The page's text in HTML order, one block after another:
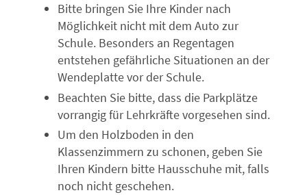
Bitte bringen Sie Ihre Kinder nach
Möglichkeit nicht mit dem Auto zur
Schule. Besonders an Regentagen
entstehen gefährliche Situationen an der
Wendeplatte vor der Schule.
Beachten Sie bitte, dass die Parkplätze
vorrangig für Lehrkräfte vorgesehen sind.
Um den Holzboden in den
Klassenzimmern zu schonen, geben Sie
Ihren Kindern bitte Hausschuhe mit, falls
noch nicht geschehen.